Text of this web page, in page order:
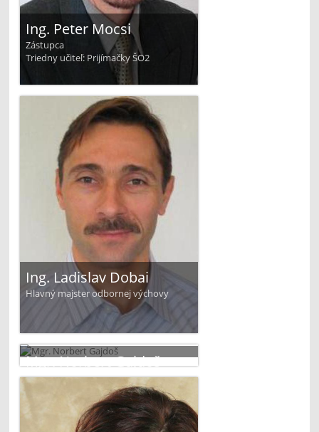
Ing. Peter Mocsi
Zástupca
Triedny učiteľ: Prijímačky ŠO2
Ing. Ladislav Dobai
Hlavný majster odbornej výchovy
Mgr. Norbert Gajdoš
Učiteľ